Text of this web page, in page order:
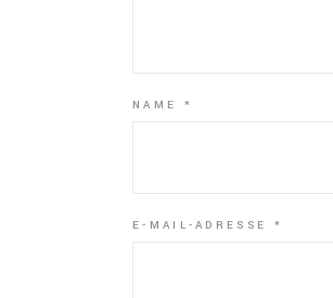
NAME *
E-MAIL-ADRESSE *